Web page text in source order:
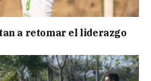
a retomar el liderazgo